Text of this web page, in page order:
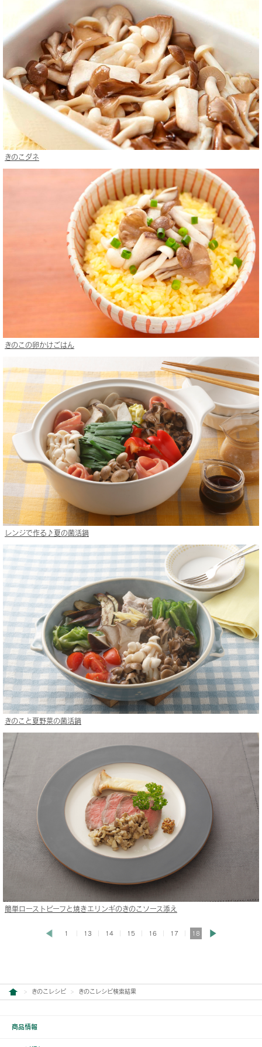
きのこダネ
きのこの卵かけごはん
レンジで作る♪夏の菌活鍋
きのこと夏野菜の菌活鍋
簡単ローストビーフと焼きエリンギのきのこソース添え
1 13 14 15 16 17 18
きのこレシピ きのこレシピ検索結果
商品情報